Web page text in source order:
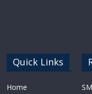
Quick Links
Home